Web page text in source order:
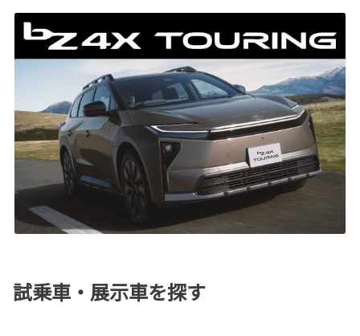
試乗車・展示車を探す